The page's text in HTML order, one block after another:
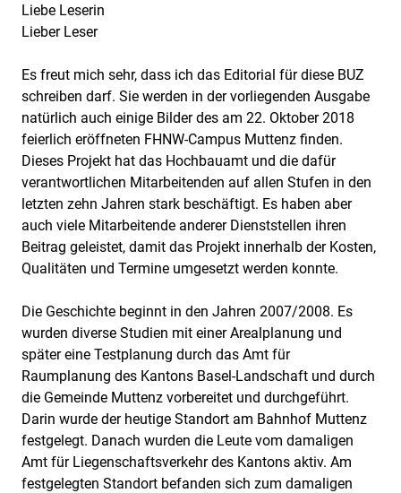
Liebe Leserin
Lieber Leser
Es freut mich sehr, dass ich das Editorial für diese BUZ
schreiben darf. Sie werden in der vorliegenden Ausgabe
natürlich auch einige Bilder des am 22. Oktober 2018
feierlich eröffneten FHNW-Campus Muttenz finden.
Dieses Projekt hat das Hochbauamt und die dafür
verantwortlichen Mitarbeitenden auf allen Stufen in den
letzten zehn Jahren stark beschäftigt. Es haben aber
auch viele Mitarbeitende anderer Dienststellen ihren
Beitrag geleistet, damit das Projekt innerhalb der Kosten,
Qualitäten und Termine umgesetzt werden konnte.
Die Geschichte beginnt in den Jahren 2007/2008. Es
wurden diverse Studien mit einer Arealplanung und
später eine Testplanung durch das Amt für
Raumplanung des Kantons Basel-Landschaft und durch
die Gemeinde Muttenz vorbereitet und durchgeführt.
Darin wurde der heutige Standort am Bahnhof Muttenz
festgelegt. Danach wurden die Leute vom damaligen
Amt für Liegenschaftsverkehr des Kantons aktiv. Am
festgelegten Standort befanden sich zum damaligen